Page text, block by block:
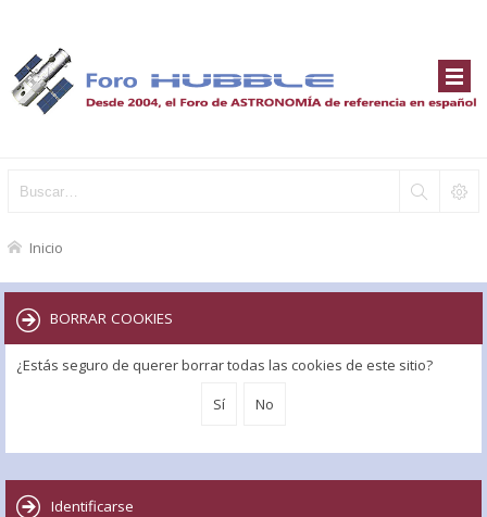
Inicio
BORRAR COOKIES
¿Estás seguro de querer borrar todas las cookies de este sitio?
Identificarse